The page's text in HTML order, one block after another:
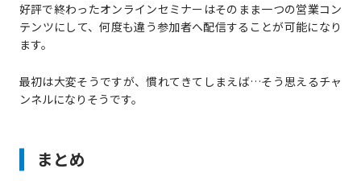
好評で終わったオンラインセミナーはそのまま一つの営業コン
テンツにして、何度も違う参加者へ配信することが可能になり
ます。
最初は大変そうですが、慣れてきてしまえば…そう思えるチャ
ンネルになりそうです。
まとめ